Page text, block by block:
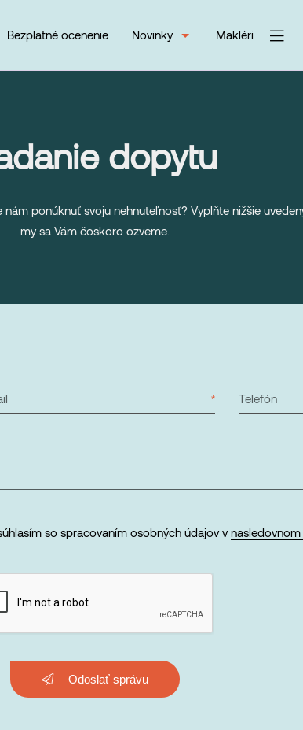
Bezplatné ocenenie Novinky Makléri
dopytu
ponúknuť svoju nehnuteľnosť? Vyplňte nižšie
my sa Vám čoskoro ozveme.
Telefón
so spracovaním osobných údajov vnasledovnom
Odoslať správu